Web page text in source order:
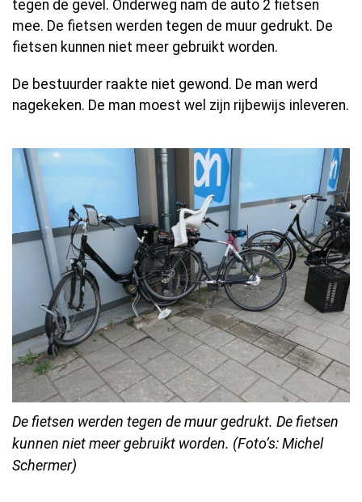
tegen de gevel. Onderweg nam de auto 2 fietsen
mee. De fietsen werden tegen de muur gedrukt. De
fietsen kunnen niet meer gebruikt worden.
De bestuurder raakte niet gewond. De man werd
nagekeken. De man moest wel zijn rijbewijs inleveren.
De fietsen werden tegen de muur gedrukt. De fietsen
kunnen niet meer gebruikt worden. (Foto’s: Michel
Schermer)